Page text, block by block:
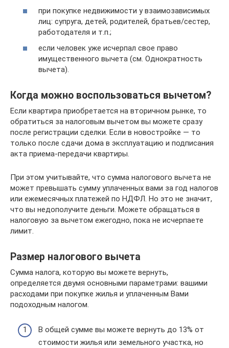
при покупке недвижимости у взаимозависимых
лиц: супруга, детей, родителей, братьев/сестер,
работодателя и т.п.;
если человек уже исчерпал свое право
имущественного вычета (см. Однократность
вычета).
Когда можно воспользоваться вычетом?
Если квартира приобретается на вторичном рынке, то
обратиться за налоговым вычетом вы можете сразу
после регистрации сделки. Если в новостройке — то
только после сдачи дома в эксплуатацию и подписания
акта приема-передачи квартиры.
При этом учитывайте, что сумма налогового вычета не
может превышать сумму уплаченных вами за год налогов
или ежемесячных платежей по НДФЛ. Но это не значит,
что вы недополучите деньги. Можете обращаться в
налоговую за вычетом ежегодно, пока не исчерпаете
лимит.
Размер налогового вычета
Сумма налога, которую вы можете вернуть,
определяется двумя основными параметрами: вашими
расходами при покупке жилья и уплаченным Вами
подоходным налогом.
В общей сумме вы можете вернуть до 13% от
стоимости жилья или земельного участка, но